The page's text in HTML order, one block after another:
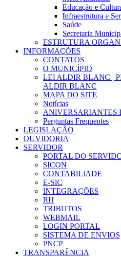
Educação e
Infraestrutura e
Saúde
Secretaria
ESTRUTURA
INFORMAÇÕES
CONTATOS
O MUNICÍPIO
LEI ALDIR BLANC |
ALDIR BLANC
MAPA DO SITE
Notícias
ANIVERSARIANTES
Perguntas Frequentes
LEGISLAÇÃO
OUVIDORIA
SERVIDOR
PORTAL DO
SICON
CONTABILIADE
E-SIC
INTEGRAÇÕES
RH
TRIBUTOS
WEBMAIL
LOGIN PORTAL
SISTEMA DE ENVIOS
PNCP
TRANSPARÊNCIA